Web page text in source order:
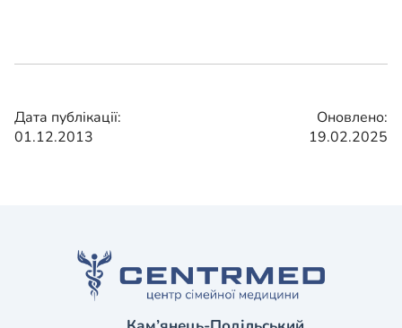
Дата публікації:
01.12.2013
Оновлено:
19.02.2025